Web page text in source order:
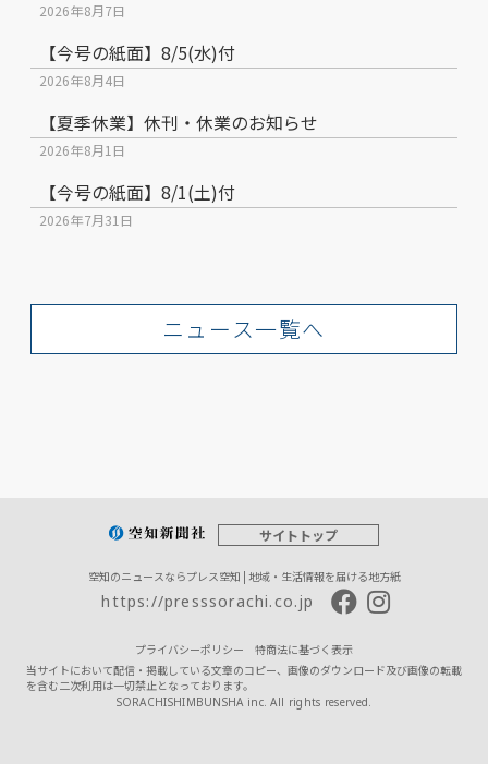
2026年8月7日
【今号の紙面】8/5(水)付
2026年8月4日
【夏季休業】休刊・休業のお知らせ
2026年8月1日
【今号の紙面】8/1(土)付
2026年7月31日
ニュース一覧へ
サイトトップ
空知のニュースならプレス空知 | 地域・生活情報を届ける地方紙
https://presssorachi.co.jp
プライバシーポリシー
特商法に基づく表示
当サイトにおいて配信・掲載している文章のコピー、画像のダウンロード及び画像の転載
を含む二次利用は一切禁止となっております。
SORACHISHIMBUNSHA inc. All rights reserved.